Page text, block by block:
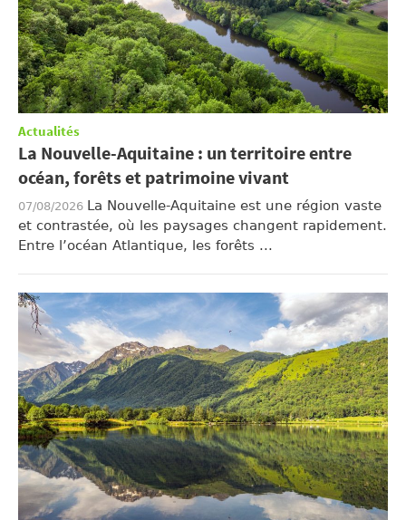
Actualités
La Nouvelle-Aquitaine : un territoire entre
océan, forêts et patrimoine vivant
07/08/2026 La Nouvelle-Aquitaine est une région vaste
et contrastée, où les paysages changent rapidement.
Entre l’océan Atlantique, les forêts ...